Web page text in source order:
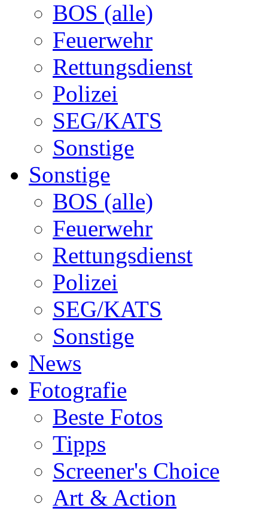
BOS (alle)
Feuerwehr
Rettungsdienst
Polizei
SEG/KATS
Sonstige
Sonstige
BOS (alle)
Feuerwehr
Rettungsdienst
Polizei
SEG/KATS
Sonstige
News
Fotografie
Beste Fotos
Tipps
Screener's Choice
Art & Action